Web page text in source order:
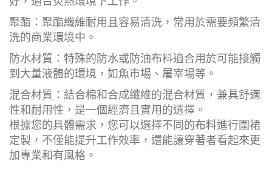
聚酯：聚酯纖維耐用且容易清洗，常用於需要頻繁清
洗的商業環境中。
防水材質：特殊的防水或防油布料適合用於可能接觸
到大量液體的環境，如魚市場、屠宰場等。
混合材質：結合棉和合成纖維的混合材質，兼具舒適
性和耐用性，是一個經濟且實用的選擇。
根據您的具體需求，您可以選擇不同的布料進行圍裙
定製，不僅能提升工作效率，還能讓穿著者看起來更
加專業和有風格。